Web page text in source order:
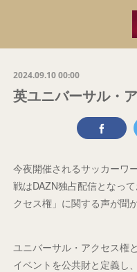
2024.09.10 00:00
英ユニバーサル・
今夜開催されるサッカーワ
戦はDAZN独占配信となっ
クセス権」に関する声が聞
ユニバーサル・アクセス権
イベントを公共財と定義し